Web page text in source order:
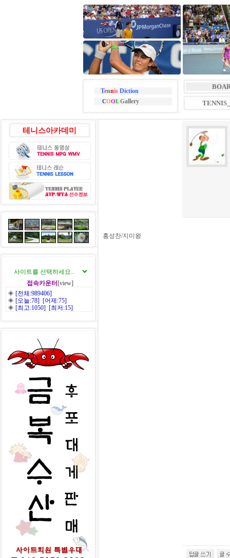
TennisDiction
COOLGallery
테니스아카데미
접속카운터 [view]
◈ [전체:989406]
◈ [오늘:78] [어제:75]
◈ [최고:1050] [최저:15]
홍성찬/지미왕